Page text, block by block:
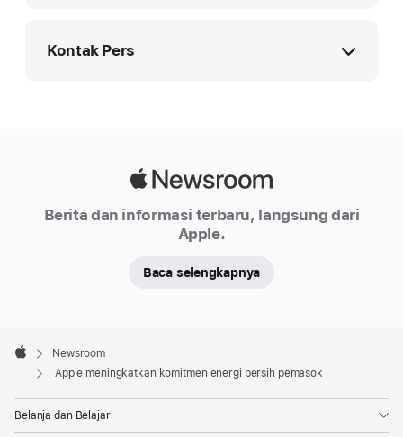
PEMBARUAN
pemasok
lebih
besar
dalam
dekarbonisasi
Kontak Pers
Apple Media Helpline
media.id@apple.com
Berita dan informasi terbaru, langsung dari
Apple.
Baca selengkapnya
Footer

Apple
Newsroom
Apple meningkatkan komitmen energi bersih pemasok
Belanja dan Belajar